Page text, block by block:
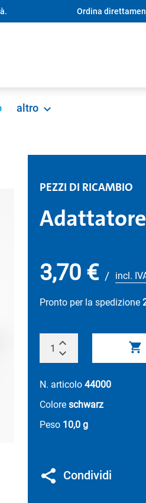
Ordina
altro
PEZZI DI RICAMBIO
3,70 € / incl.
Pronto per la spedizione
N. articolo 44000
Colore schwarz
Peso 10,0 g
Condividi